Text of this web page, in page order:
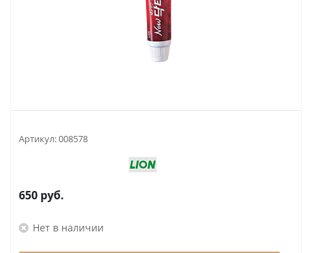
Артикул:008578
650 руб.
Нет в наличии